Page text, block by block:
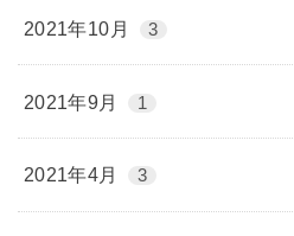
2021年10月 3
2021年9月 1
2021年4月 3